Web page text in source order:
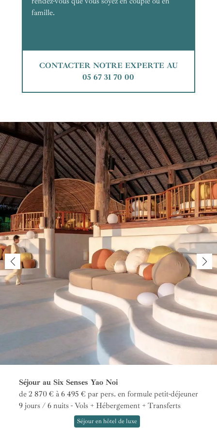
famille.
CONTACTER NOTRE EXPERTE AU
05 67 31 70 00
Séjour au Six Senses Yao Noi
de 2 870 € à 6 495 € par pers. en formule petit-déjeuner
9 jours / 6 nuits - Vols + Hébergement + Transferts
Séjour en hôtel de luxe